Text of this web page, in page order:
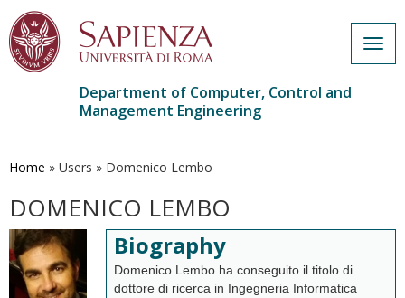
main
Department of Computer, Control and
Management Engineering
Home » Users » Domenico Lembo
DOMENICO LEMBO
Biography
Domenico Lembo ha conseguito il titolo di
dottore di ricerca in Ingegneria Informatica